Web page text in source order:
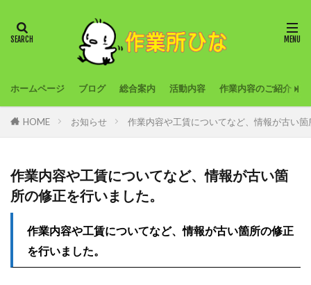
ホームページ ブログ 総合案内 活動内容 作業内容のご紹介
HOME お知らせ 作業内容や工賃についてなど、情報が古い
作業内容や工賃についてなど、情報が古い箇
所の修正を行いました。
作業内容や工賃についてなど、情報が古い箇所の修正
を行いました。